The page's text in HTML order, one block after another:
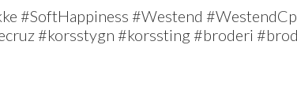
#SoftHappiness #Westend
#korsstygn #korssting #broderi